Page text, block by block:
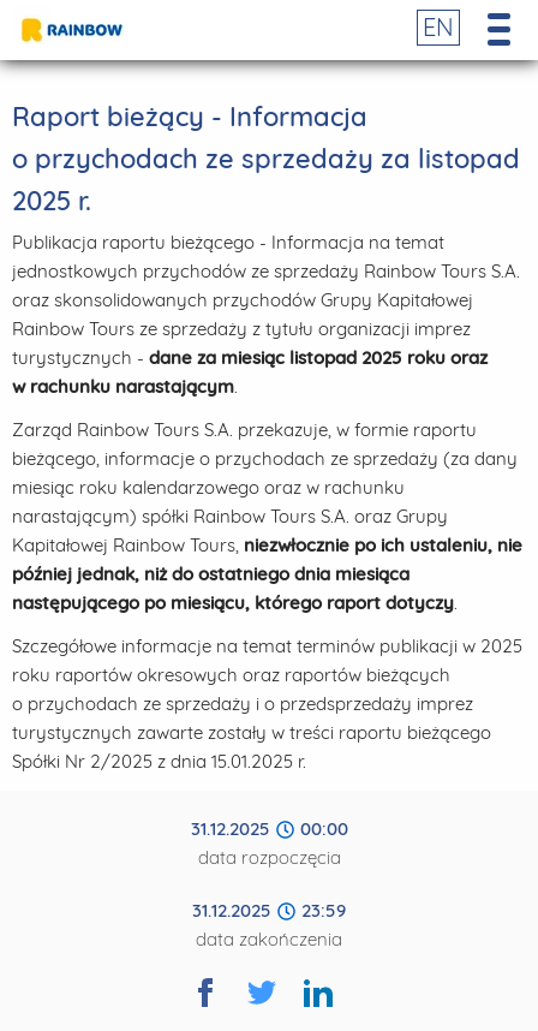
EN
Raport bieżący - Informacja
o przychodach ze sprzedaży za listopad
2025 r.
Publikacja raportu bieżącego - Informacja na temat
jednostkowych przychodów ze sprzedaży Rainbow Tours S.A.
oraz skonsolidowanych przychodów Grupy Kapitałowej
Rainbow Tours ze sprzedaży z tytułu organizacji imprez
turystycznych - dane za miesiąc listopad 2025 roku oraz
w rachunku narastającym.
Zarząd Rainbow Tours S.A. przekazuje, w formie raportu
bieżącego, informacje o przychodach ze sprzedaży (za dany
miesiąc roku kalendarzowego oraz w rachunku
narastającym) spółki Rainbow Tours S.A. oraz Grupy
Kapitałowej Rainbow Tours, niezwłocznie po ich ustaleniu, nie
później jednak, niż do ostatniego dnia miesiąca
następującego po miesiącu, którego raport dotyczy.
Szczegółowe informacje na temat terminów publikacji w 2025
roku raportów okresowych oraz raportów bieżących
o przychodach ze sprzedaży i o przedsprzedaży imprez
turystycznych zawarte zostały w treści raportu bieżącego
Spółki Nr 2/2025 z dnia 15.01.2025 r.
31.12.2025
00:00
data rozpoczęcia
31.12.2025
23:59
data zakończenia